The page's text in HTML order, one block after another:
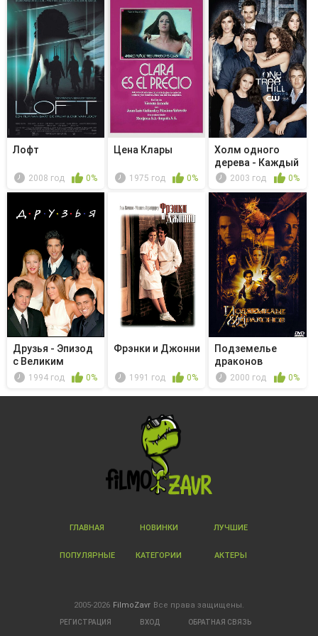
Лофт
2008 год 0%
Цена Клары
1975 год 0%
Холм одного
дерева - Каждый
вздох это...
2003 год 0%
Друзья - Эпизод
с Великим
Поцелуем Рэ...
1994 год 0%
Фрэнки и Джонни
1991 год 0%
Подземелье
драконов
2000 год 0%
ГЛАВНАЯ НОВИНКИ ЛУЧШИЕ
ПОПУЛЯРНЫЕ КАТЕГОРИИ АКТЕРЫ
2005-2026 FilmoZavr Все права защищены.
РЕГИСТРАЦИЯ ВХОД ОБРАТНАЯ СВЯЗЬ